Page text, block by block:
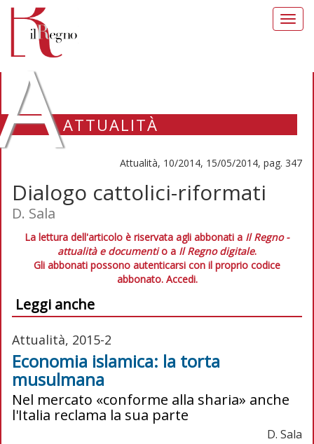
ATTUALITÀ
Attualità, 10/2014, 15/05/2014, pag. 347
Dialogo cattolici-riformati
D. Sala
La lettura dell'articolo è riservata agli abbonati a Il Regno -
attualità e documentio a Il Regno digitale.
Gli abbonati possono autenticarsi con il proprio codice
abbonato. Accedi.
Leggi anche
Attualità, 2015-2
Economia islamica: la torta
musulmana
Nel mercato «conforme alla sharia» anche
l'Italia reclama la sua parte
D. Sala